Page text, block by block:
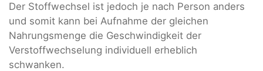
Der Stoffwechsel ist jedoch je nach Person anders
und somit kann bei Aufnahme der gleichen
Nahrungsmenge die Geschwindigkeit der
Verstoffwechselung individuell erheblich
schwanken.